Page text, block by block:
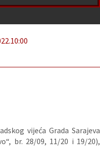
10:00
vijeća Grada Sarajeva
br. 28/09, 11/20 i 19/20),